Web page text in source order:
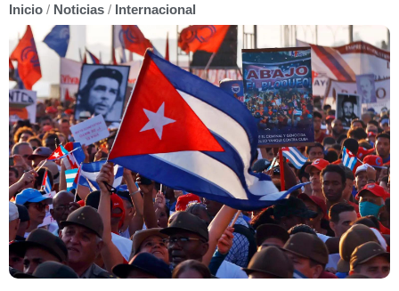
Inicio / Noticias / Internacional